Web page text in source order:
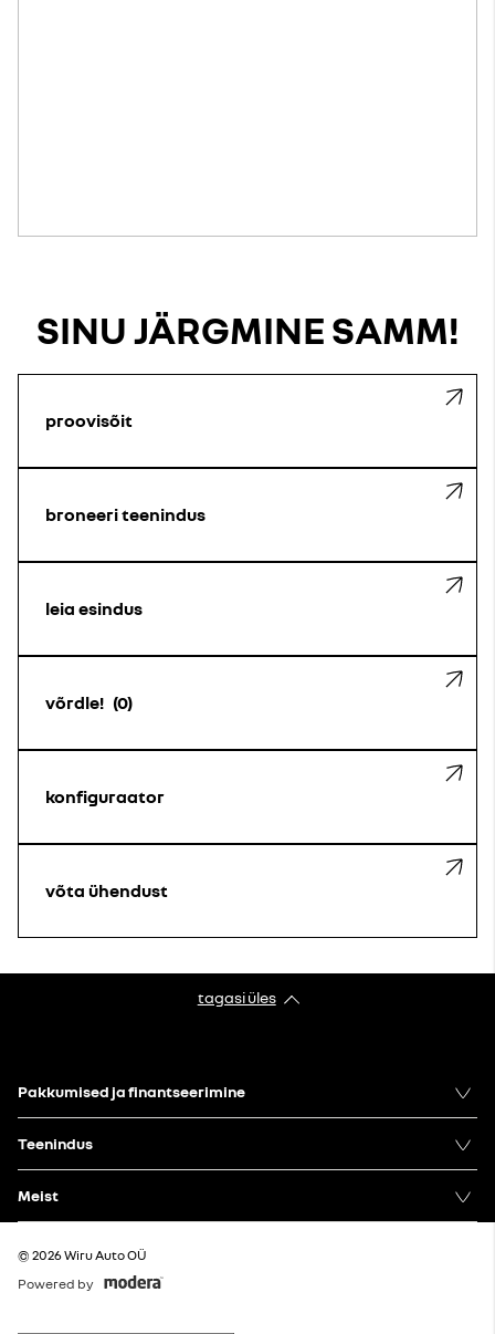
SINU JÄRGMINE SAMM!
proovisõit
broneeri teenindus
leia esindus
võrdle! 0
konfiguraator
võta ühendust
tagasi üles
Pakkumised ja finantseerimine
Teenindus
Meist
© 2026 Wiru Auto OÜ
Powered by